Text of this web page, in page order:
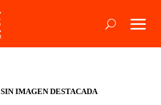
SIN IMAGEN DESTACADA